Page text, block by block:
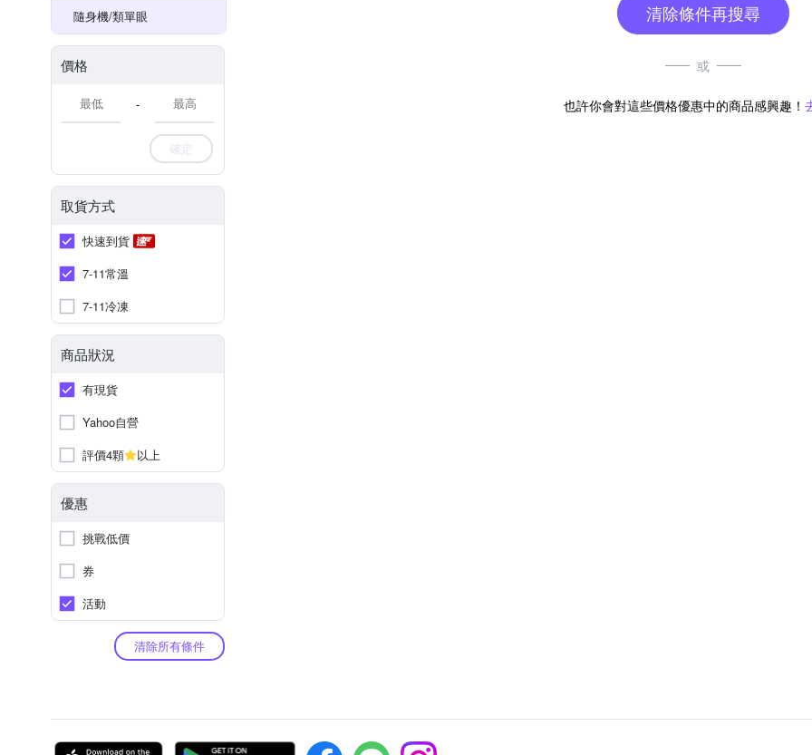
隨身機/類單眼
價格
-
確定
取貨方式
快速到貨
7-11常溫
7-11冷凍
商品狀況
有現貨
Yahoo自營
評價4顆
以上
優惠
挑戰低價
券
活動
清除所有條件
清除條件再搜尋
或
也許你會對這些價格優惠中的商品感興趣！